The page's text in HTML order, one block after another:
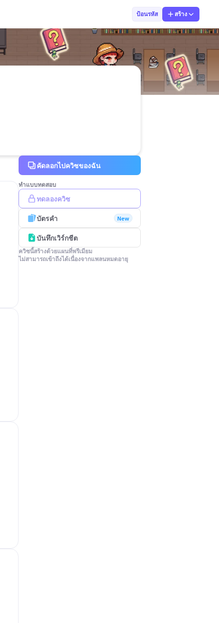
ป้อนรหัส สร้าง
คัดลอกไปควิซของฉัน
ทำแบบทดสอบ
ทดลองควิซ
บัตรคำ New
บันทึกเวิร์กชีต
ควิซนี้สร้างด้วยแผนที่พรีเมียม
ไม่สามารถเข้าถึงได้เนื่องจากแพลนหมดอายุ